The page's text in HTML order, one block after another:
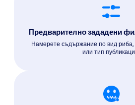
Предварително зададени
Намерете съдържание по вид риба,
или тип